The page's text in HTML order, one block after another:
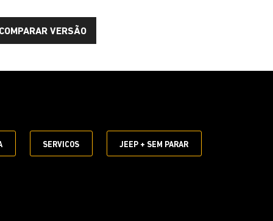
COMPARAR VERSÃO
SERVICOS JEEP + SEM PARAR